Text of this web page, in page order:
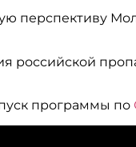
перспективу
российской
программы по